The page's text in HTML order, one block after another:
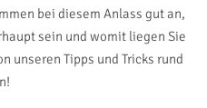
bei diesem Anlass gut an,
sein und womit liegen Sie
unseren Tipps und Tricks rund